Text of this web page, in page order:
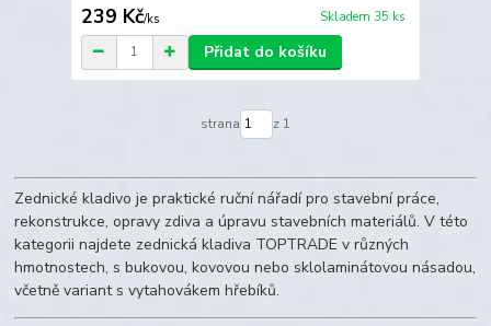
239 Kč/ks Skladem 35 ks
Přidat do košíku
strana z 1
Zednické kladivo je praktické ruční nářadí pro stavební práce,
rekonstrukce, opravy zdiva a úpravu stavebních materiálů. V této
kategorii najdete zednická kladiva TOPTRADE v různých
hmotnostech, s bukovou, kovovou nebo sklolaminátovou násadou,
včetně variant s vytahovákem hřebíků.